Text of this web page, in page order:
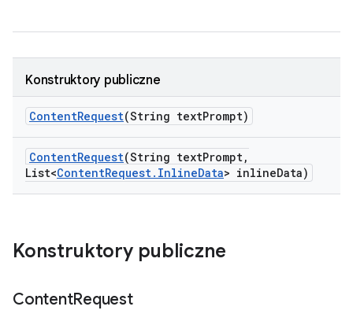
Konstruktory publiczne
ContentRequest(String textPrompt)
ContentRequest(String textPrompt,
List<ContentRequest. InlineData> inlineData)
Konstruktory publiczne
ContentRequest